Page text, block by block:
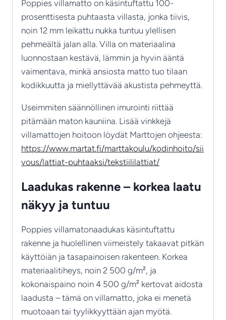
Poppies villamatto on käsintuftattu 100-
prosenttisesta puhtaasta villasta, jonka tiivis,
noin 12 mm leikattu nukka tuntuu ylellisen
pehmeältä jalan alla. Villa on materiaalina
luonnostaan kestävä, lämmin ja hyvin ääntä
vaimentava, minkä ansiosta matto tuo tilaan
kodikkuutta ja miellyttävää akustista pehmeyttä.
Useimmiten säännöllinen imurointi riittää
pitämään maton kauniina. Lisää vinkkejä
villamattojen hoitoon löydät Marttojen ohjeesta:
https://www.martat.fi/marttakoulu/kodinhoito/sii
vous/lattiat-puhtaaksi/tekstiililattiat/
Laadukas rakenne – korkea laatu
näkyy ja tuntuu
Poppies villamatonaadukas käsintuftattu
rakenne ja huolellinen viimeistely takaavat pitkän
käyttöiän ja tasapainoisen rakenteen. Korkea
materiaalitiheys, noin 2 500 g/m², ja
kokonaispaino noin 4 500 g/m² kertovat aidosta
laadusta – tämä on villamatto, joka ei menetä
muotoaan tai tyylikkyyttään ajan myötä.